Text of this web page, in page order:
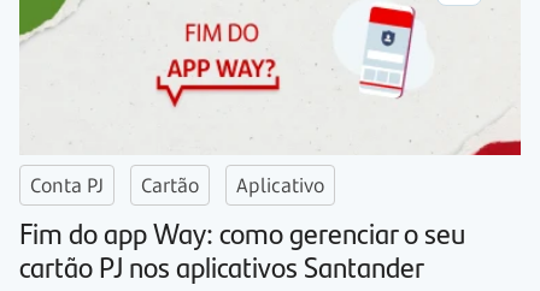
Conta PJ Cartão Aplicativo
Fim do app Way: como gerenciar o seu
cartão PJ nos aplicativos Santander